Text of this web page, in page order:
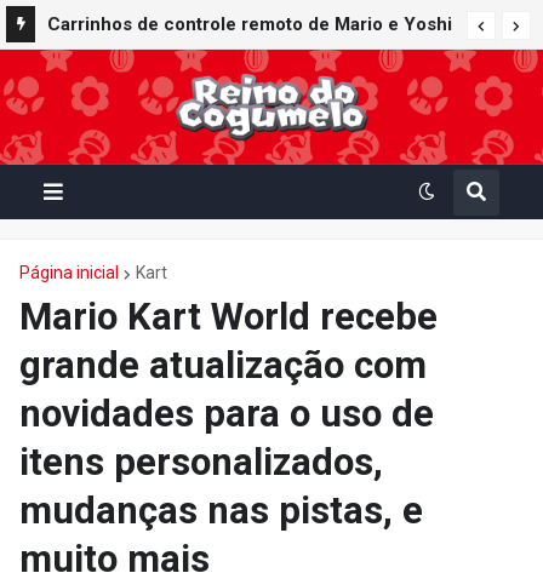
Nintendo Music recebe trilhas sonoras de
Virtual Boy Wario Land, Mario Clash e Mario's
Tennis em adição histórica ao catálogo
Carrinhos de controle remoto de Mario e Yoshi
inspirados em Mario Kart World são lançados
pela fabricante Kyosho Egg
Página inicial Kart
Mario Kart World recebe
grande atualização com
novidades para o uso de
itens personalizados,
mudanças nas pistas, e
muito mais